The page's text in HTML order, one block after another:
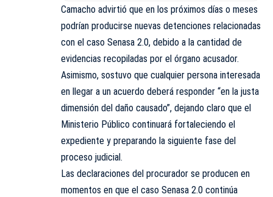
Camacho advirtió que en los próximos días o meses
podrían producirse nuevas detenciones relacionadas
con el caso Senasa 2.0, debido a la cantidad de
evidencias recopiladas por el órgano acusador.
Asimismo, sostuvo que cualquier persona interesada
en llegar a un acuerdo deberá responder “en la justa
dimensión del daño causado”, dejando claro que el
Ministerio Público continuará fortaleciendo el
expediente y preparando la siguiente fase del
proceso judicial.
Las declaraciones del procurador se producen en
momentos en que el caso Senasa 2.0 continúa